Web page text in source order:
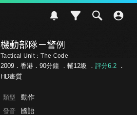
機動部隊－警例
Tactical Unit：The Code
2009．香港．90分鐘 ． 輔12級 ． 評分6.2．
HD畫質
類型 動作
發音 國語